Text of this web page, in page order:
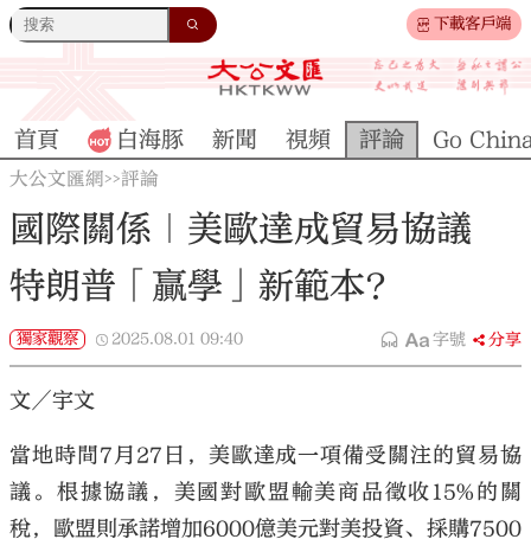
下載客戶端
首頁 白海豚 新聞 視頻 評論 Go
大公文匯網>>評論
國際關係｜美歐達成貿易協議
特朗普「贏學」新範本？
獨家觀察 2025.08.01 09:40 字號 分享
文／宇文
當地時間7月27日，美歐達成一項備受關注的貿易協
議。根據協議，美國對歐盟輸美商品徵收15%的關
稅，歐盟則承諾增加6000億美元對美投資、採購7500